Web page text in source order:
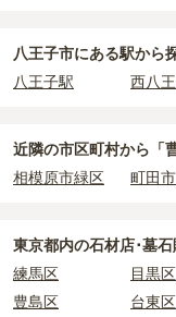
・ 開眼法要の費用 ：お
用。僧侶に渡すお布施
・納骨式の費用
：お墓
・年間管理費：お墓の
積もりを取るまで確定
現地見学では、担当者
必ず確認することをお
現地への見学が難しい
てお墓を探すのがおす
永代供養墓
公営
1人用区画あり
2人用
八王子市にある駅から
八王子駅
西八
近隣の市区町村から 「
相模原市緑区
町田市
東京都内の石材店･墓
練馬区
目黒区
豊島区
台東区